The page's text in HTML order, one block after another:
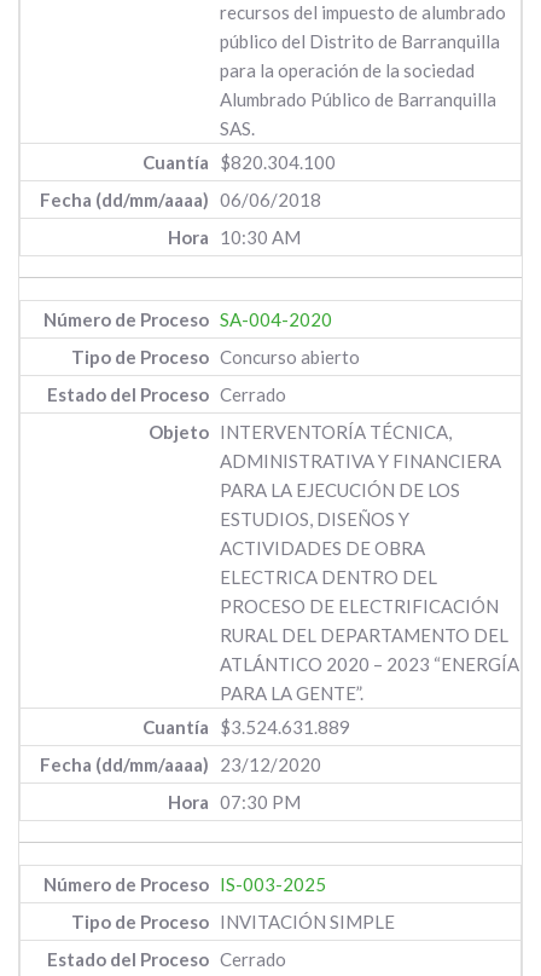
recursos del impuesto de alumbrado
público del Distrito de Barranquilla
para la operación de la sociedad
Alumbrado Público de Barranquilla
SAS.
$820.304.100
06/06/2018
10:30 AM
SA-004-2020
Concurso abierto
Cerrado
INTERVENTORÍA TÉCNICA,
ADMINISTRATIVA Y FINANCIERA
PARA LA EJECUCIÓN DE LOS
ESTUDIOS, DISEÑOS Y
ACTIVIDADES DE OBRA
ELECTRICA DENTRO DEL
PROCESO DE ELECTRIFICACIÓN
RURAL DEL DEPARTAMENTO DEL
ATLÁNTICO 2020 – 2023 “ENERGÍA
PARA LA GENTE”.
$3.524.631.889
23/12/2020
07:30 PM
IS-003-2025
INVITACIÓN SIMPLE
Cerrado